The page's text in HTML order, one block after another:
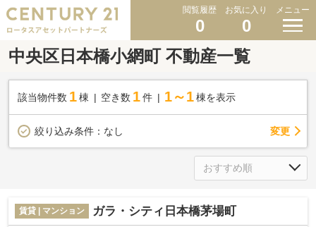
閲覧履歴
0
お気に入り
0
メニュー
中央区日本橋小網町 不動産一覧
該当物件数 1棟 空き数 1 件 1～1 棟を表示
絞り込み条件： なし 変更
賃貸 | マンション ガラ・シティ日本橋茅場町